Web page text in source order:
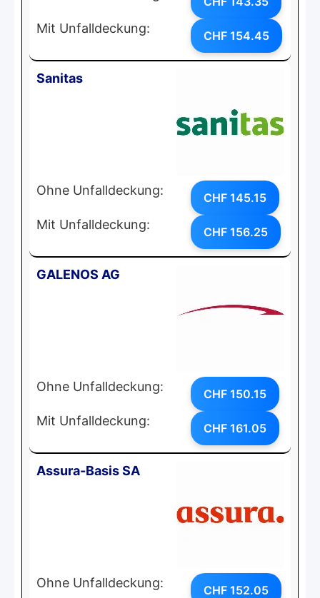
Mit Unfalldeckung: CHF 154.45
Sanitas
Ohne Unfalldeckung: CHF 145.15
Mit Unfalldeckung: CHF 156.25
GALENOS AG
Ohne Unfalldeckung: CHF 150.15
Mit Unfalldeckung: CHF 161.05
Assura-Basis SA
Ohne Unfalldeckung: CHF 152.05